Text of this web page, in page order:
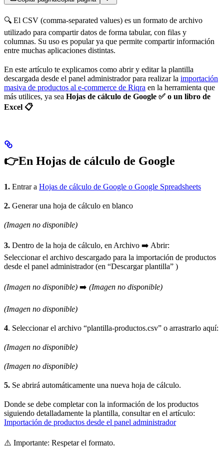
🔍 El CSV (comma-separated values) es un formato de archivo
utilizado para compartir datos de forma tabular, con filas y
columnas. Su uso es popular ya que permite compartir información
entre muchas aplicaciones distintas.
En este artículo te explicamos como abrir y editar la plantilla
descargada desde el panel administrador para realizar la importación
masiva de productos al e-commerce de Riqra en la herramienta que
más utilices, ya sea Hojas de cálculo de Google ✅ o un libro de
Excel 📋
👉En Hojas de cálculo de Google
1. Entrar a Hojas de cálculo de Google o Google Spreadsheets
2. Generar una hoja de cálculo en blanco
(Imagen no disponible)
3. Dentro de la hoja de cálculo, en Archivo ➡️ Abrir:
Seleccionar el archivo descargado para la importación de productos
desde el panel administrador (en “Descargar plantilla” )
(Imagen no disponible) ➡️ (Imagen no disponible)
(Imagen no disponible)
4. Seleccionar el archivo “plantilla-productos.csv” o arrastrarlo aquí:
(Imagen no disponible)
(Imagen no disponible)
5. Se abrirá automáticamente una nueva hoja de cálculo.
Donde se debe completar con la información de los productos
siguiendo detalladamente la plantilla, consultar en el artículo:
Importación de productos desde el panel administrador
⚠️ Importante: Respetar el formato.